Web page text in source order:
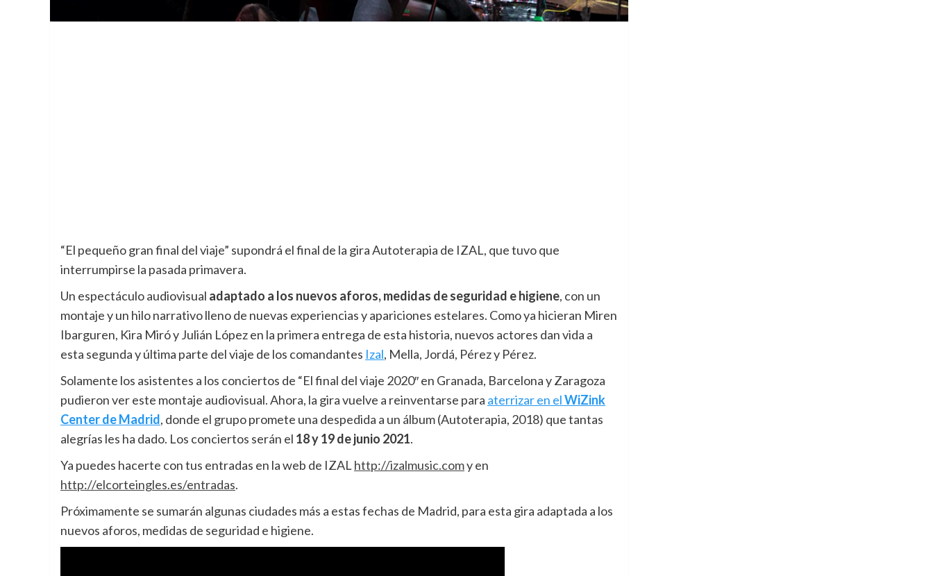
“El pequeño gran final del viaje” supondrá el final de la gira Autoterapia de IZAL, que tuvo que
interrumpirse la pasada primavera.
Un espectáculo audiovisual adaptado a los nuevos aforos, medidas de seguridad e higiene, con un
montaje y un hilo narrativo lleno de nuevas experiencias y apariciones estelares. Como ya hicieran Miren
Ibarguren, Kira Miró y Julián López en la primera entrega de esta historia, nuevos actores dan vida a
esta segunda y última parte del viaje de los comandantes Izal, Mella, Jordá, Pérez y Pérez.
Solamente los asistentes a los conciertos de “El final del viaje 2020″ en Granada, Barcelona y Zaragoza
pudieron ver este montaje audiovisual. Ahora, la gira vuelve a reinventarse para aterrizar en elWiZink
Center de Madrid, donde el grupo promete una despedida a un álbum (Autoterapia, 2018) que tantas
alegrías les ha dado. Los conciertos serán el 18 y 19 de junio 2021.
Ya puedes hacerte con tus entradas en la web de IZAL http://izalmusic.comy en
http://elcorteingles.es/entradas.
Próximamente se sumarán algunas ciudades más a estas fechas de Madrid, para esta gira adaptada a los
nuevos aforos, medidas de seguridad e higiene.